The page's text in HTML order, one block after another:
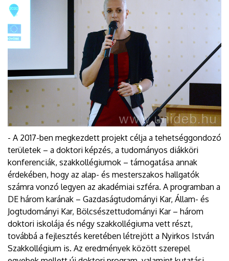
- A 2017-ben megkezdett projekt célja a tehetséggondozó
területek – a doktori képzés, a tudományos diákköri
konferenciák, szakkollégiumok – támogatása annak
érdekében, hogy az alap- és mesterszakos hallgatók
számra vonzó legyen az akadémiai szféra. A programban a
DE három karának – Gazdaságtudományi Kar, Állam- és
Jogtudományi Kar, Bölcsészettudományi Kar – három
doktori iskolája és négy szakkollégiuma vett részt,
továbbá a fejlesztés keretében létrejött a Nyirkos István
Szakkollégium is. Az eredmények között szerepel